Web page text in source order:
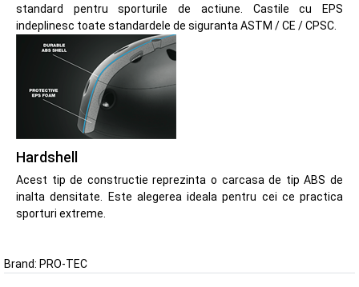
standard pentru sporturile de actiune. Castile cu EPS
indeplinesc toate standardele de siguranta ASTM / CE / CPSC.
Hardshell
Acest tip de constructie reprezinta o carcasa de tip ABS de
inalta densitate. Este alegerea ideala pentru cei ce practica
sporturi extreme.
Brand: PRO-TEC